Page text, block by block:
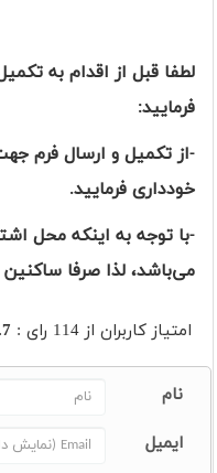
لطفا قبل از اقدام به
فرمایید:
-از تکمیل و ارسال فرم
خودداری فرمایید.
-با توجه به اینکه محل
می‌باشد، لذا صرفا
امتیاز کاربران از 114 رای :
نام
ایمیل